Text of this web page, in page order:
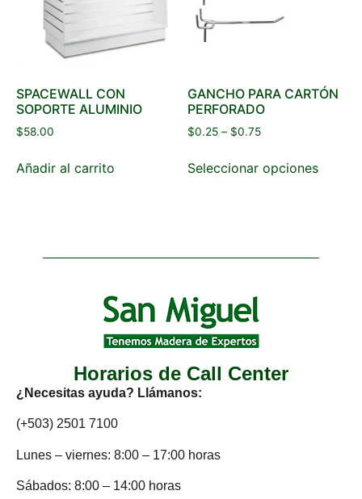
SPACEWALL CON
SOPORTE ALUMINIO
$58.00
Añadir al carrito
GANCHO PARA CARTÓN
PERFORADO
$0.25 – $0.75
Seleccionar opciones
Horarios de Call Center
¿Necesitas ayuda? Llámanos:
(+503) 2501 7100
Lunes – viernes: 8:00 – 17:00 horas
Sábados: 8:00 – 14:00 horas